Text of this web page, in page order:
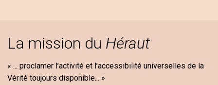
La mission du Héraut
« ... proclamer l’activité et l’accessibilité universelles de la
Vérité toujours disponible... »